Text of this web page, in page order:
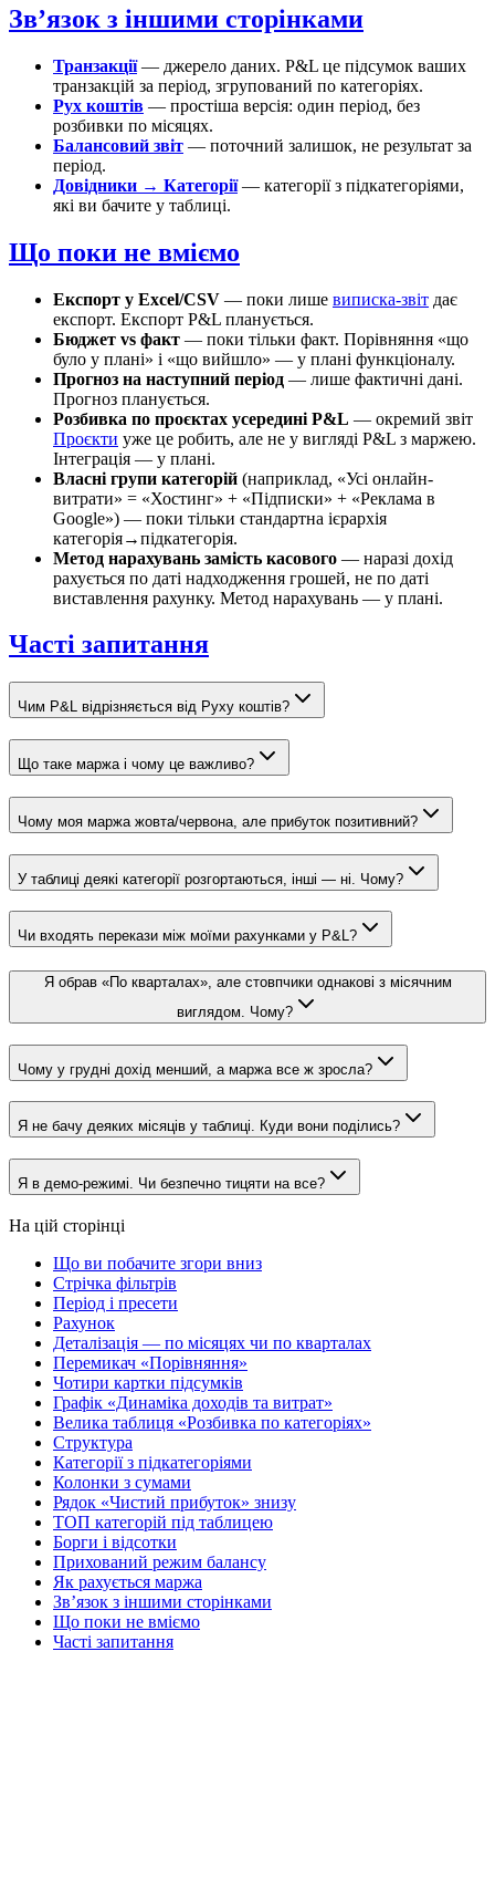
Звʼязок з іншими сторінками
Транзакції— джерело даних. P&L це підсумок ваших
транзакцій за період, згрупований по категоріях.
Рух коштів — простіша версія: один період, без
розбивки по місяцях.
Балансовий звіт — поточний залишок, не результат за
період.
Довідники → Категорії— категорії з підкатегоріями,
які ви бачите у таблиці.
Що поки не вміємо
Експорт у Excel/CSV — поки лише виписка-звіт дає
експорт. Експорт P&L планується.
Бюджет vs факт — поки тільки факт. Порівняння «що
було у плані» і «що вийшло» — у плані функціоналу.
Прогноз на наступний період — лише фактичні дані.
Прогноз планується.
Розбивка по проєктах усередині P&L — окремий звіт
Проєкти уже це робить, але не у вигляді P&L з маржею.
Інтеграція — у плані.
Власні групи категорій (наприклад, «Усі онлайн-
витрати» = «Хостинг» + «Підписки» + «Реклама в
Google») — поки тільки стандартна ієрархія
категорія→підкатегорія.
Метод нарахувань замість касового — наразі дохід
рахується по даті надходження грошей, не по даті
виставлення рахунку. Метод нарахувань — у плані.
Часті запитання
Чим P&L відрізняється від Руху коштів?
Що таке маржа і чому це важливо?
Чому моя маржа жовта/червона, але прибуток позитивний?
У таблиці деякі категорії розгортаються, інші — ні. Чому?
Чи входять перекази між моїми рахунками у P&L?
Я обрав «По кварталах», але стовпчики однакові з місячним
виглядом. Чому?
Чому у грудні дохід менший, а маржа все ж зросла?
Я не бачу деяких місяців у таблиці. Куди вони поділись?
Я в демо-режимі. Чи безпечно тицяти на все?
На цій сторінці
Що ви побачите згори вниз
Стрічка фільтрів
Період і пресети
Рахунок
Деталізація — по місяцях чи по кварталах
Перемикач «Порівняння»
Чотири картки підсумків
Графік «Динаміка доходів та витрат»
Велика таблиця «Розбивка по категоріях»
Структура
Категорії з підкатегоріями
Колонки з сумами
Рядок «Чистий прибуток» знизу
ТОП категорій під таблицею
Борги і відсотки
Прихований режим балансу
Як рахується маржа
Звʼязок з іншими сторінками
Що поки не вміємо
Часті запитання